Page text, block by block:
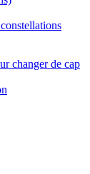
changer de cap